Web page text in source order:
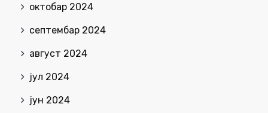
октобар 2024
септембар 2024
август 2024
јул 2024
јун 2024